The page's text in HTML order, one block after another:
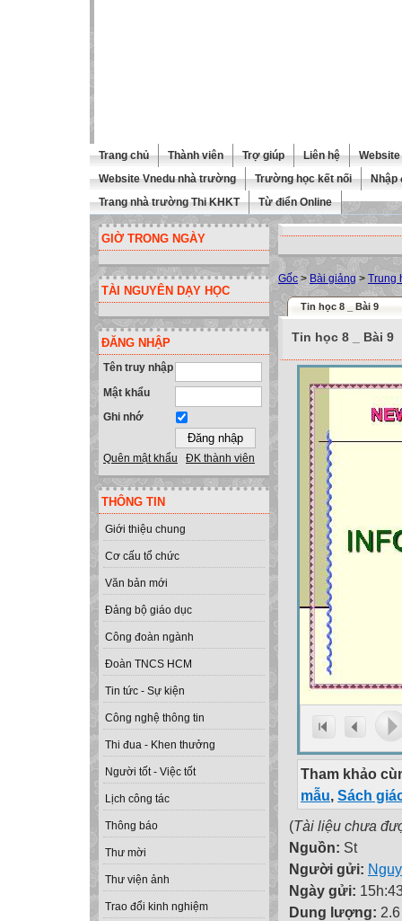
Trang chủ Thành viên Trợ giúp Liên hệ
Website Vnedu nhà trường
Trường học kết nối
Nhập
Trang nhà trường Thi KHKT
Từ điển Online
GIỜ TRONG NGÀY
TÀI NGUYÊN DẠY HỌC
ĐĂNG NHẬP
Tên truy nhập
Mật khẩu
Ghi nhớ
Quên mật khẩu ĐK thành viên
THÔNG TIN
Giới thiệu chung
Cơ cấu tổ chức
Văn bản mới
Đảng bộ giáo dục
Công đoàn ngành
Đoàn TNCS HCM
Tin tức - Sự kiện
Công nghệ thông tin
Thi đua - Khen thưởng
Người tốt - Việc tốt
Lịch công tác
Thông báo
Thư mời
Thư viện ảnh
Trao đổi kinh nghiệm
Gốc > Bài giảng > Trung
Tin học 8 _ Bài 9
Tin học 8 _ Bài 9
Tham khảo
mẫu, Sách
(Tài liệu chưa
Nguồn: St
Người gửi:
Ngày gửi:
Dung lượng: